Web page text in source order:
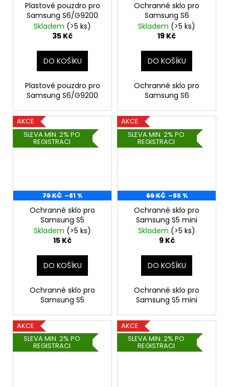
Plastové pouzdro pro
Samsung S6/G9200
Skladem (>5 ks)
35 Kč
DO KOŠÍKU
Plastové pouzdro pro
Samsung S6/G9200
Ochranné sklo pro
Samsung S6
Skladem (>5 ks)
19 Kč
DO KOŠÍKU
Ochranné sklo pro
Samsung S6
AKCE
SLEVA MIN. 2% PO
REGISTRACI
79 KČ –81 %
Ochranné sklo pro
Samsung S5
Skladem (>5 ks)
15 Kč
DO KOŠÍKU
Ochranné sklo pro
Samsung S5
AKCE
SLEVA MIN. 2% PO
REGISTRACI
69 KČ –86 %
Ochranné sklo pro
Samsung S5 mini
Skladem (>5 ks)
9 Kč
DO KOŠÍKU
Ochranné sklo pro
Samsung S5 mini
AKCE
SLEVA MIN. 2% PO
REGISTRACI
AKCE
SLEVA MIN. 2% PO
REGISTRACI